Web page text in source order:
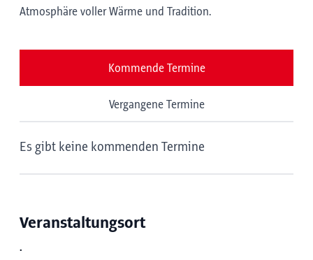
Atmosphäre voller Wärme und Tradition.
Kommende Termine
Vergangene Termine
Es gibt keine kommenden Termine
Veranstaltungsort
.